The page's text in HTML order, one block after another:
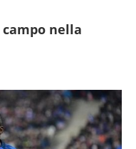
campo nella